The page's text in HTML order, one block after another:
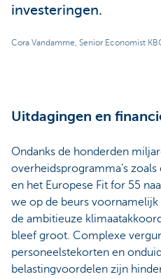
investeringen.
Cora Vandamme, Senior Economist
Uitdagingen en
Ondanks de honderden
overheidsprogramma’s
en het Europese Fit for 55
we op de beurs
de ambitieuze
bleef groot. Complexe
personeelstekorten en
belastingvoordelen zijn